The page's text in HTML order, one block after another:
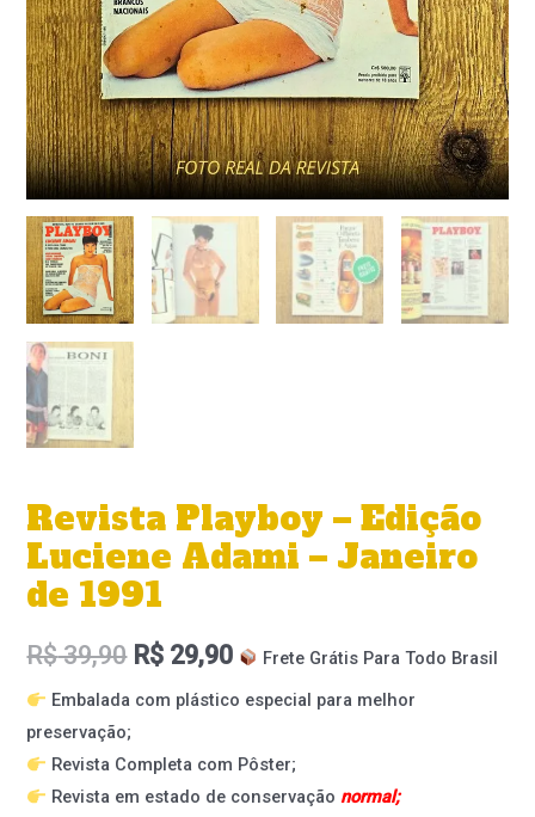
Revista Playboy – Edição
Luciene Adami – Janeiro
de 1991
R$39,90 R$ 29,90
Frete Grátis Para Todo Brasil
Embalada com plástico especial para melhor
preservação;
Revista Completa com Pôster;
Revista em estado de conservação normal;